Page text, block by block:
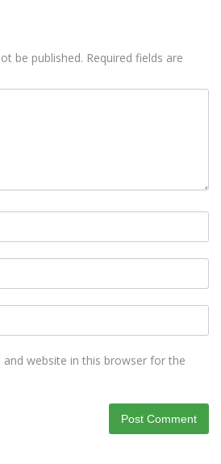
be published. Required fields are
and website in this browser for the